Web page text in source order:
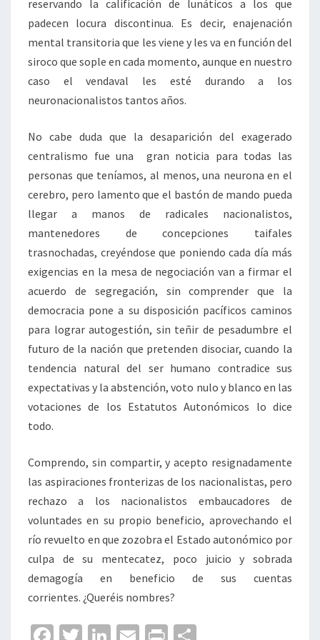
reservando la calificación de lunáticos a los que
padecen locura discontinua. Es decir, enajenación
mental transitoria que les viene y les va en función del
siroco que sople en cada momento, aunque en nuestro
caso el vendaval les esté durando a los
neuronacionalistos tantos años.
No cabe duda que la desaparición del exagerado
centralismo fue una gran noticia para todas las
personas que teníamos, al menos, una neurona en el
cerebro, pero lamento que el bastón de mando pueda
llegar a manos de radicales nacionalistos,
mantenedores de concepciones taifales
trasnochadas, creyéndose que poniendo cada día más
exigencias en la mesa de negociación van a firmar el
acuerdo de segregación, sin comprender que la
democracia pone a su disposición pacíficos caminos
para lograr autogestión, sin teñir de pesadumbre el
futuro de la nación que pretenden disociar, cuando la
tendencia natural del ser humano contradice sus
expectativas y la abstención, voto nulo y blanco en las
votaciones de los Estatutos Autonómicos lo dice
todo.
Comprendo, sin compartir, y acepto resignadamente
las aspiraciones fronterizas de los nacionalistas, pero
rechazo a los nacionalistos embaucadores de
voluntades en su propio beneficio, aprovechando el
río revuelto en que zozobra el Estado autonómico por
culpa de su mentecatez, poco juicio y sobrada
demagogía en beneficio de sus cuentas
corrientes. ¿Queréis nombres?